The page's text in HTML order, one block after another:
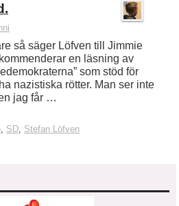
så säger Löfven till Jimmie
en läsning av
som stöd för
nazistiska rötter. Man ser inte
jag får …
, SD, Stefan Löfven